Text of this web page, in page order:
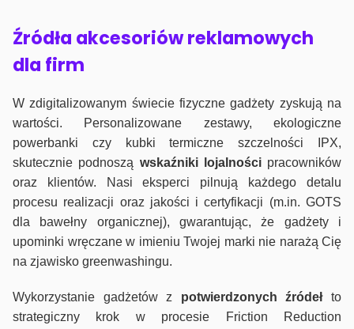
Źródła akcesoriów reklamowych
dla firm
W zdigitalizowanym świecie fizyczne gadżety zyskują na
wartości. Personalizowane zestawy, ekologiczne
powerbanki czy kubki termiczne szczelności IPX,
skutecznie podnoszą wskaźniki lojalnościpracowników
oraz klientów. Nasi eksperci pilnują każdego detalu
procesu realizacji oraz jakości i certyfikacji (m.in. GOTS
dla bawełny organicznej), gwarantując, że gadżety i
upominki wręczane w imieniu Twojej marki nie narażą Cię
na zjawisko greenwashingu.
Wykorzystanie gadżetów z potwierdzonych źródełto
strategiczny krok w procesie Friction Reduction